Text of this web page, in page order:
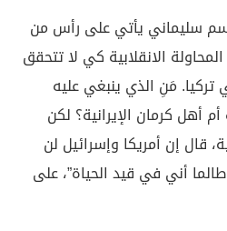
سليماني يأتي على رأس من
الانقلابية كي لا تتحقق
تركيا. مَنِ الذي ينبغي عليه
أهل كرمان الإيرانية؟ لكن
قال إن أمريكا وإسرائيل لن
أني في قيد الحياة”، على